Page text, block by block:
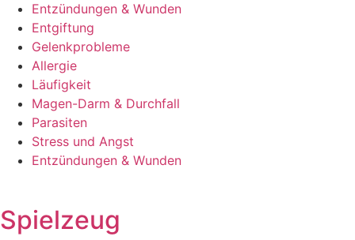
Entzündungen & Wunden
Entgiftung
Gelenkprobleme
Allergie
Läufigkeit
Magen-Darm & Durchfall
Parasiten
Stress und Angst
Entzündungen & Wunden
Spielzeug